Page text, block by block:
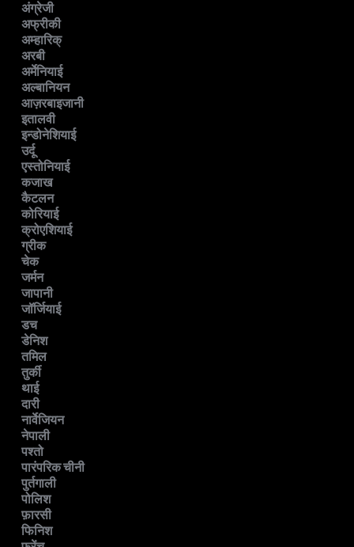
अंग्रेजी
अफ्रीकी
अम्हारिक्
अरबी
अर्मेनियाई
अल्बानियन
आज़रबाइजानी
इतालवी
इन्डोनेशियाई
उर्दू
एस्तोनियाई
कजाख
कैटलन
कोरियाई
क्रोएशियाई
ग्रीक
चेक
जर्मन
जापानी
जॉर्जियाई
डच
डेनिश
तमिल
तुर्की
थाई
दारी
नार्वेजियन
नेपाली
पश्तो
पारंपरिक चीनी
पुर्तगाली
पोलिश
फ़ारसी
फिनिश